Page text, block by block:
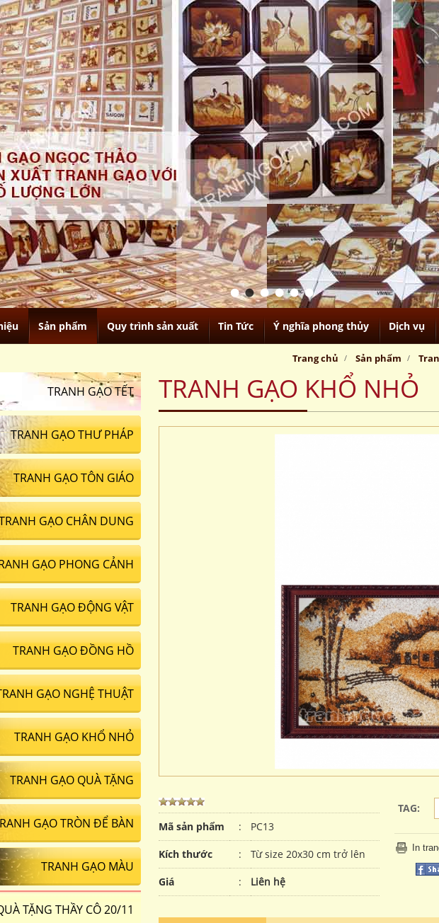
Sản phẩm Quy trình sản xuất Tin Tức Ý nghĩa phong thủy Dịch vụ
Trang chủ Sản phẩm
TRANH GẠO KHỔ NHỎ
Mã sản phẩm : PC13
Kích thước : Từ size 20x30 cm trở lên
Giá : Liên hệ
TAG:
In
TRANH GẠO TẾT
TRANH GẠO THƯ PHÁP
TRANH GẠO TÔN GIÁO
GẠO CHÂN DUNG
GẠO PHONG CẢNH
TRANH GẠO ĐỘNG VẬT
TRANH GẠO ĐỒNG HỒ
GẠO NGHỆ THUẬT
TRANH GẠO KHỔ NHỎ
TRANH GẠO QUÀ TẶNG
GẠO TRÒN ĐỂ BÀN
TRANH GẠO MÀU
TẶNG THẦY CÔ 20/11